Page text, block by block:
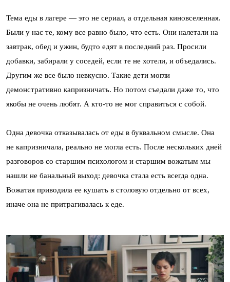
Тема еды в лагере — это не сериал, а отдельная киновселенная.
Были у нас те, кому все равно было, что есть. Они налетали на
завтрак, обед и ужин, будто едят в последний раз. Просили
добавки, забирали у соседей, если те не хотели, и объедались.
Другим же все было невкусно. Такие дети могли
демонстративно капризничать. Но потом съедали даже то, что
якобы не очень любят. А кто-то не мог справиться с собой.
Одна девочка отказывалась от еды в буквальном смысле. Она
не капризничала, реально не могла есть. После нескольких дней
разговоров со старшим психологом и старшим вожатым мы
нашли не банальный выход: девочка стала есть всегда одна.
Вожатая приводила ее кушать в столовую отдельно от всех,
иначе она не притрагивалась к еде.